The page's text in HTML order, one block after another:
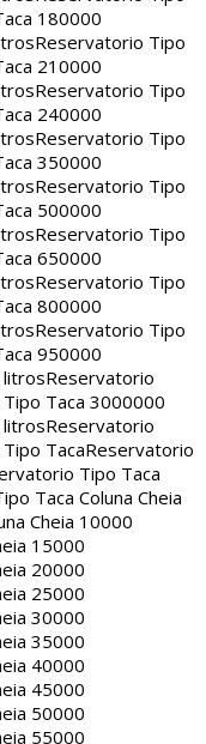
180000
Reservatorio Tipo
210000
Reservatorio Tipo
240000
Reservatorio Tipo
350000
Reservatorio Tipo
500000
Reservatorio Tipo
650000
Reservatorio Tipo
800000
Reservatorio Tipo
950000
Reservatorio
Taca 3000000
Reservatorio
TacaReservatorio
Tipo Taca
Taca Coluna Cheia
Cheia 10000
15000
20000
25000
30000
35000
40000
45000
50000
55000